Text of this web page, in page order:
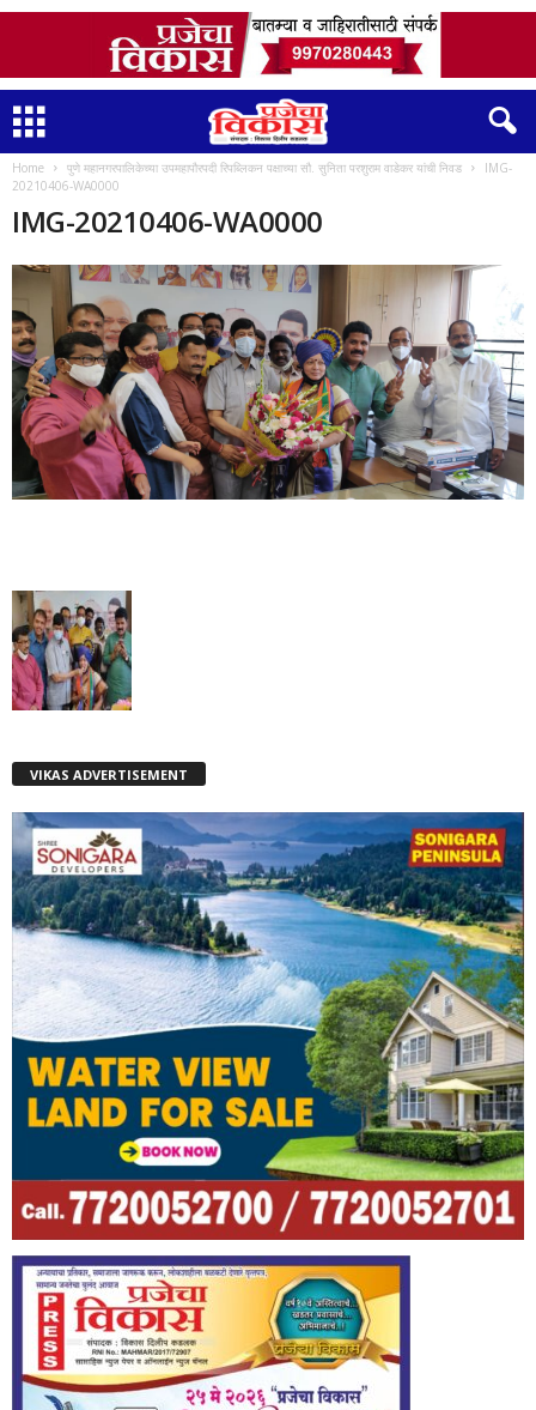
Home पुणे महानगरपालिकेच्या उपमहापौरपदी रिपब्लिकन पक्षाच्या सौ. सुनिता परशुराम वाडेकर यांची निवड
IMG-
20210406-WA0000
IMG-20210406-WA0000
VIKAS ADVERTISEMENT